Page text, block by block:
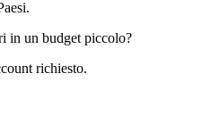
in un budget piccolo?
richiesto.